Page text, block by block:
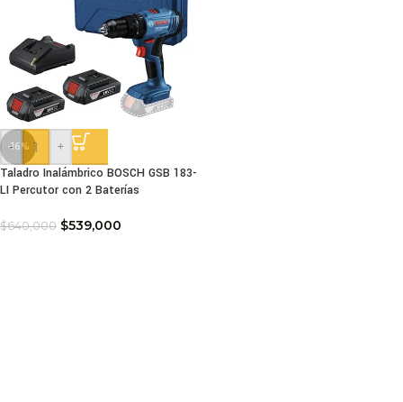
-16%
-
+
Taladro Inalámbrico BOSCH GSB 183-
LI Percutor con 2 Baterías
$640,000 $539,000